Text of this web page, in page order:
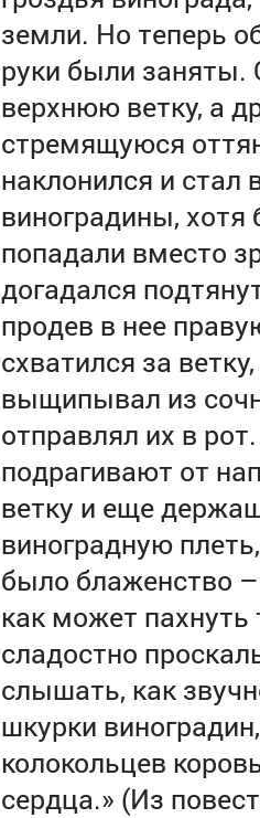
земли. Но теперь
руки были заняты.
верхнюю ветку, а
стремящуюся
наклонился и стал
виноградины, хотя
попадали вместо
догадался
продев в нее
схватился за
выщипывал из
отправлял их в
подрагивают от
ветку и еще
виноградную
было блаженство
как может пахнуть
сладостно
слышать, как
шкурки
колокольцев
сердца.» (Из